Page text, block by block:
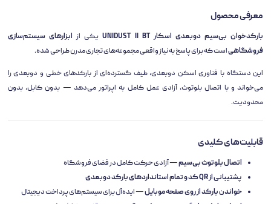
معرفی محصول
بارکدخوان بی‌سیم دوبعدی اسکار UNIDUST II BT یکی از ابزارهای سیستم‌سازی
فروشگاهیاست که برای پاسخ به نیاز واقعی مجموعه‌های تجاری مدرن طراحی شده.
این دستگاه با فناوری اسکن دوبعدی، طیف گسترده‌ای از بارکدهای خطی و دوبعدی را
می‌خواند و با اتصال بلوتوث، آزادی عمل کامل به اپراتور می‌دهد — بدون کابل، بدون
محدودیت.
قابلیت‌های کلیدی
اتصال بلوتوث بی‌سیم— آزادی حرکت کامل در فضای فروشگاه
پشتیبانی از QR کد و تمام استانداردهای بارکد دوبعدی
خواندن بارکد از روی صفحه موبایل— ایده‌آل برای سیستم‌های پرداخت دیجیتال